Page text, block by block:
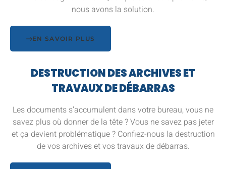
nous avons la solution.
EN SAVOIR PLUS
DESTRUCTION DES ARCHIVES ET
TRAVAUX DE DÉBARRAS
Les documents s’accumulent dans votre bureau, vous ne
savez plus où donner de la tête ? Vous ne savez pas jeter
et ça devient problématique ? Confiez-nous la destruction
de vos archives et vos travaux de débarras.